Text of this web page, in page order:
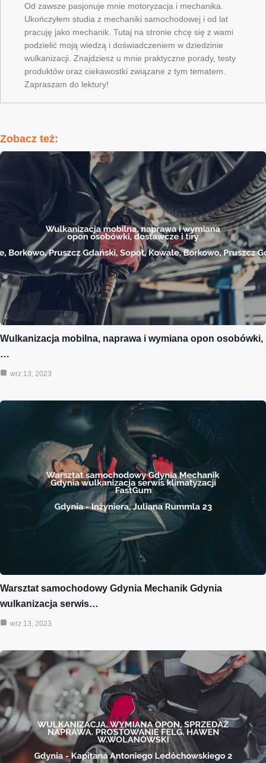
Od zawsze pasjonuje mnie motoryzacja i mechanika.
Ukończyłem studia z mechaniki samochodowej i od lat
pracuję jako mechanik. Tutaj na stronie chcę się z wami
podzielić moją wiedzą i doświadczeniem w dziedzinie
wulkanizacji. Znajdziesz u mnie praktyczne porady, testy
produktów oraz ciekawostki związane z tym tematem.
Zapraszam do lektury!
Zobacz też:
Wulkanizacja mobilna, naprawa i wymiana opon osobówki,
…
wrz 13, 2023
Warsztat samochodowy Gdynia Mechanik Gdynia
wulkanizacja serwis…
wrz 13, 2023